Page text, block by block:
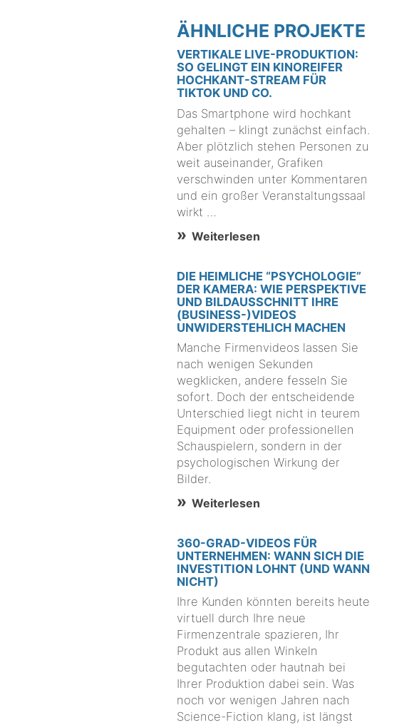
ÄHNLICHE PROJEKTE
VERTIKALE LIVE-PRODUKTION:
SO GELINGT EIN KINOREIFER
HOCHKANT-STREAM FÜR
TIKTOK UND CO.
Das Smartphone wird hochkant
gehalten – klingt zunächst einfach.
Aber plötzlich stehen Personen zu
weit auseinander, Grafiken
verschwinden unter Kommentaren
und ein großer Veranstaltungssaal
wirkt …
Weiterlesen
DIE HEIMLICHE “PSYCHOLOGIE”
DER KAMERA: WIE PERSPEKTIVE
UND BILDAUSSCHNITT IHRE
(BUSINESS-)VIDEOS
UNWIDERSTEHLICH MACHEN
Manche Firmenvideos lassen Sie
nach wenigen Sekunden
wegklicken, andere fesseln Sie
sofort. Doch der entscheidende
Unterschied liegt nicht in teurem
Equipment oder professionellen
Schauspielern, sondern in der
psychologischen Wirkung der
Bilder.
Weiterlesen
360-GRAD-VIDEOS FÜR
UNTERNEHMEN: WANN SICH DIE
INVESTITION LOHNT (UND WANN
NICHT)
Ihre Kunden könnten bereits heute
virtuell durch Ihre neue
Firmenzentrale spazieren, Ihr
Produkt aus allen Winkeln
begutachten oder hautnah bei
Ihrer Produktion dabei sein. Was
noch vor wenigen Jahren nach
Science-Fiction klang, ist längst